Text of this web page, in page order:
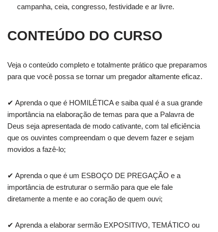
campanha, ceia, congresso, festividade e ar livre.
CONTEÚDO DO CURSO
Veja o conteúdo completo e totalmente prático que preparamos
para que você possa se tornar um pregador altamente eficaz.
✔ Aprenda o que é HOMILÉTICA e saiba qual é a sua grande
importância na elaboração de temas para que a Palavra de
Deus seja apresentada de modo cativante, com tal eficiência
que os ouvintes compreendam o que devem fazer e sejam
movidos a fazê-lo;
✔ Aprenda o que é um ESBOÇO DE PREGAÇÃO e a
importância de estruturar o sermão para que ele fale
diretamente a mente e ao coração de quem ouvi;
✔ Aprenda a elaborar sermão EXPOSITIVO, TEMÁTICO ou